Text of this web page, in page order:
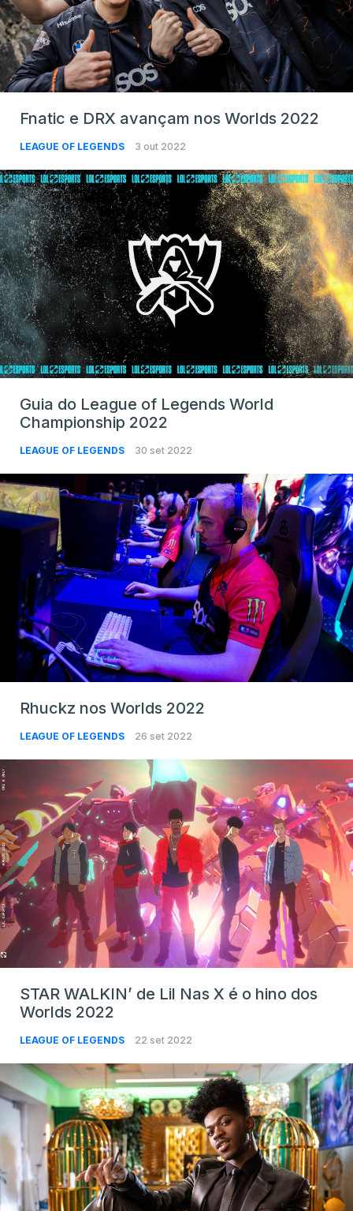
Fnatic e DRX avançam nos Worlds 2022
LEAGUE OF LEGENDS 3 out 2022
Guia do League of Legends World
Championship 2022
LEAGUE OF LEGENDS 30 set 2022
Rhuckz nos Worlds 2022
LEAGUE OF LEGENDS 26 set 2022
STAR WALKIN’ de Lil Nas X é o hino dos
Worlds 2022
LEAGUE OF LEGENDS 22 set 2022